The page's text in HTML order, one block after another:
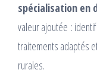
spécialisation en
valeur ajoutée :
traitements adaptés
rurales.